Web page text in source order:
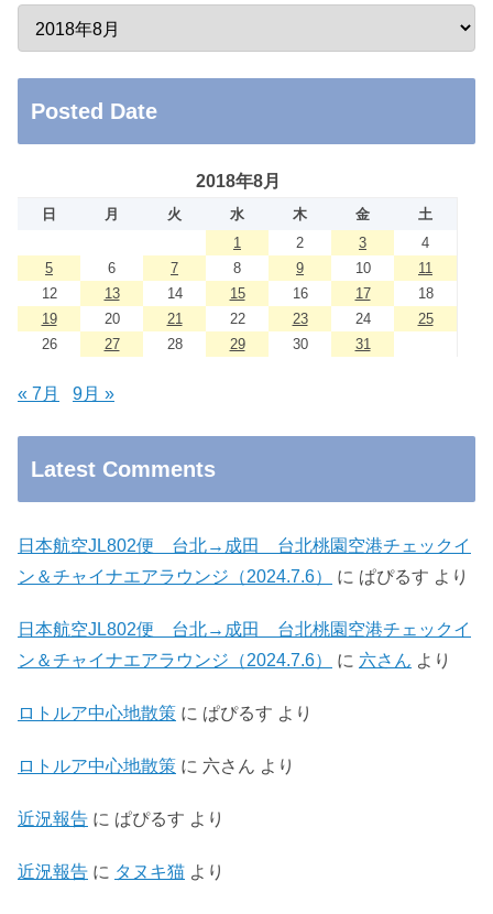
Posted Date
2018年8月
日 月 火 水 木 金
土
1
2 3
4
5
6 7 8 9 10
11
12
13 14 15 16 17
18
19
20 21 22 23 24
25
26
27 28 29 30 31
« 7月 9月 »
Latest Comments
日本航空JL802便 台北→成田 台北桃園空港チェックイ
ン＆チャイナエアラウンジ（2024.7.6）
に ぱぴるす より
日本航空JL802便 台北→成田 台北桃園空港チェックイ
ン＆チャイナエアラウンジ（2024.7.6）
に 六さん より
ロトルア中心地散策 に ぱぴるす より
ロトルア中心地散策 に 六さん より
近況報告 に ぱぴるす より
近況報告 に タヌキ猫 より